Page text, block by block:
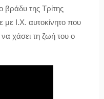
βράδυ της Τρίτης
με Ι.Χ. αυτοκίνητο που
χάσει τη ζωή του ο